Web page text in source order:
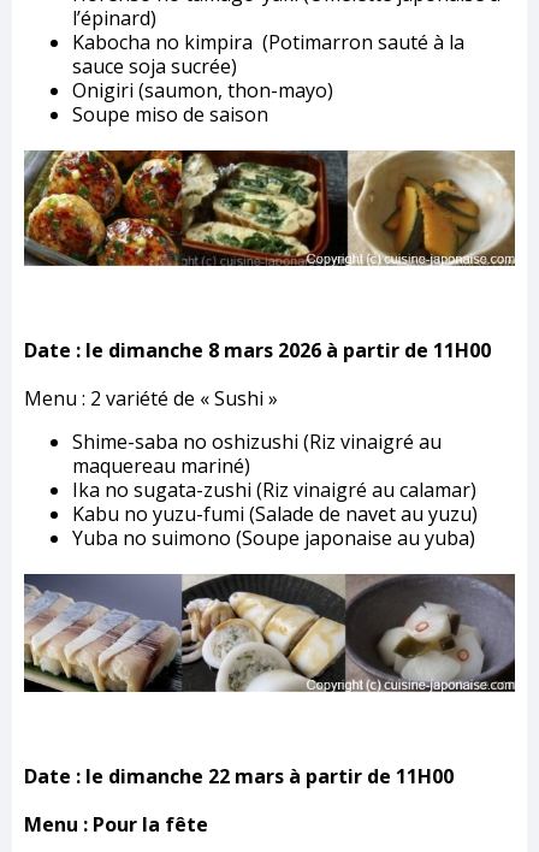
l’épinard)
Kabocha no kimpira (Potimarron sauté à la
sauce soja sucrée)
Onigiri (saumon, thon-mayo)
Soupe miso de saison
Date : le dimanche 8 mars 2026 à partir de 11H00
Menu : 2 variété de « Sushi »
Shime-saba no oshizushi (Riz vinaigré au
maquereau mariné)
Ika no sugata-zushi (Riz vinaigré au calamar)
Kabu no yuzu-fumi (Salade de navet au yuzu)
Yuba no suimono (Soupe japonaise au yuba)
Date : le dimanche 22 mars à partir de 11H00
Menu : Pour la fête